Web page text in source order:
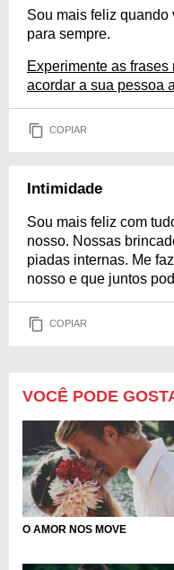
Sou mais feliz quando
para sempre.
Experimente as
acordar a sua pessoa
COPIAR
Intimidade
Sou mais feliz com
nosso. Nossas
piadas internas. Me
nosso e que juntos
COPIAR
VOCÊ PODE
O AMOR NOS MOVE